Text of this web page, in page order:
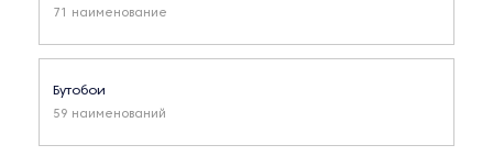
71 наименование
Бутобои
59 наименований